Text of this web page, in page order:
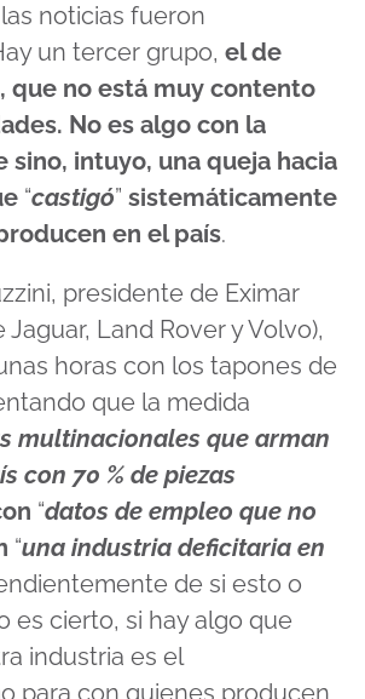
noticias fueron
un tercer grupo, el de
que no está muy contento
No es algo con la
sino, intuyo, una queja hacia
“castigó” sistemáticamente
en el país.
presidente de Eximar
Land Rover y Volvo),
horas con los tapones de
que la medida
multinacionales que arman
con 70 % de piezas
“datos de empleo que no
“una industria deficitaria en
de si esto o
es cierto, si hay algo que
industria es el
para con quienes producen